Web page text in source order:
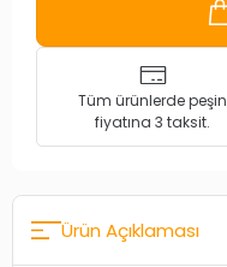
Tüm ürünlerde peşin
fiyatına 3 taksit.
Ürün Açıklaması